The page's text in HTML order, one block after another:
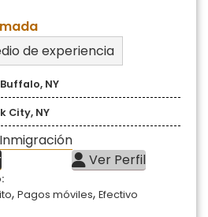
de experiencia
NY
City, NY
Inmigración
Ver Perfil
, Pagos móviles, Efectivo